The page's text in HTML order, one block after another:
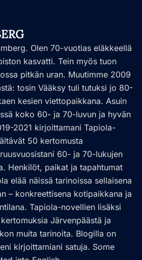
Olen 70-vuotias eläkkeellä
kasvatti. Tein myös tuon
pitkän uran. Muutimme 2009
tosin Vääksy tuli tutuksi jo 80-
kesien viettopaikkana. Asuin
koko 60- ja 70-luvun ja hyvän
2021 kirjoittamani Tapiola-
50 kertomusta
60- ja 70-lukujen
Henkilöt, paikat ja tapahtumat
elää näissä tarinoissa sellaisena
– konkreettisena kotipaikkana ja
Tapiola-novellien lisäksi
Järvenpäästä ja
muita tarinoita. Blogilla on
kirjoittamiani satuja. Some